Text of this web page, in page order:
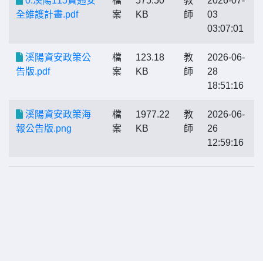
全維護計畫.pdf
案
KB
師
03
03:07:01
溪陽資安政策公
告版.pdf
檔
案
123.18
KB
教
師
2026-06-
28
18:51:16
溪陽資安政策海
報公告版.png
檔
案
1977.22
KB
教
師
2026-06-
26
12:59:16